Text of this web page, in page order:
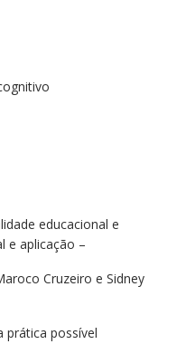
educacional e
e aplicação –
Cruzeiro e Sidney
prática possível